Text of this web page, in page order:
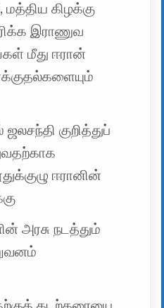
கிழக்கு
இராணுவ
மீது ஈரான்
குறித்துப்
ஈரானின்
அரசு நடத்தும்